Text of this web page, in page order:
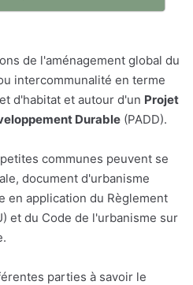
de l'aménagement global du
intercommunalité en terme
d'habitat et autour d'un Projet
Durable (PADD).
communes peuvent se
document d'urbanisme
en application du Règlement
et du Code de l'urbanisme sur
parties à savoir le